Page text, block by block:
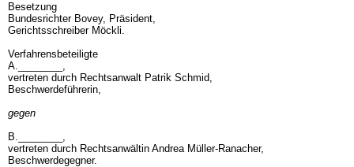
Besetzung
Bundesrichter Bovey, Präsident,
Gerichtsschreiber Möckli.
Verfahrensbeteiligte
A.________,
vertreten durch Rechtsanwalt Patrik Schmid,
Beschwerdeführerin,
gegen
B.________,
vertreten durch Rechtsanwältin Andrea Müller-Ranacher,
Beschwerdegegner.